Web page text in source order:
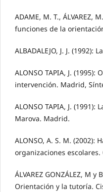
ADAME, M. T., ÁLVAREZ,
funciones de la
ALBADALEJO, J. J.
ALONSO TAPIA, J.
intervención. Madrid,
ALONSO TAPIA, J.
Marova. Madrid.
ALONSO, A. S. M.
organizaciones
ÁLVAREZ GONZÁLEZ, M
Orientación y la tutoría.